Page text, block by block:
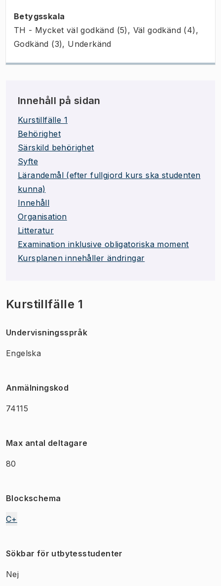
Betygsskala
TH - Mycket väl godkänd (5), Väl godkänd (4),
Godkänd (3), Underkänd
Innehåll på sidan
Kurstillfälle 1
Behörighet
Särskild behörighet
Syfte
Lärandemål (efter fullgjord kurs ska studenten
kunna)
Innehåll
Organisation
Litteratur
Examination inklusive obligatoriska moment
Kursplanen innehåller ändringar
Kurstillfälle 1
Undervisningsspråk
Engelska
Anmälningskod
74115
Max antal deltagare
80
Blockschema
C+
Sökbar för utbytesstudenter
Nej